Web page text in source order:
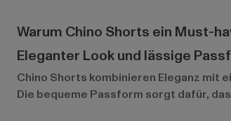
Warum Chino Shorts ein Must-
Eleganter Look und lässige
Chino Shorts kombinieren Eleganz mit
Die bequeme Passform sorgt dafür,